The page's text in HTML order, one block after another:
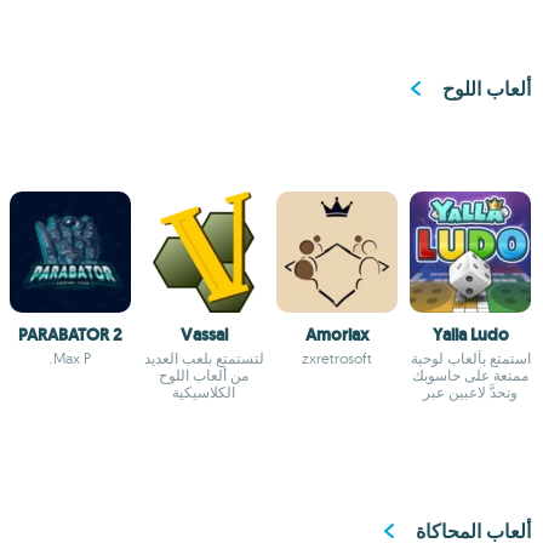
ألعاب اللوح
Yalla Ludo
استمتع بألعاب لوحية
ممتعة على حاسوبك
وتحدَّ لاعبين عبر
Amoriax
zxretrosoft
Vassal
لتستمتع بلعب العديد
من ألعاب اللوح
الكلاسيكية
PARABATOR 2
Max P.
ألعاب المحاكاة